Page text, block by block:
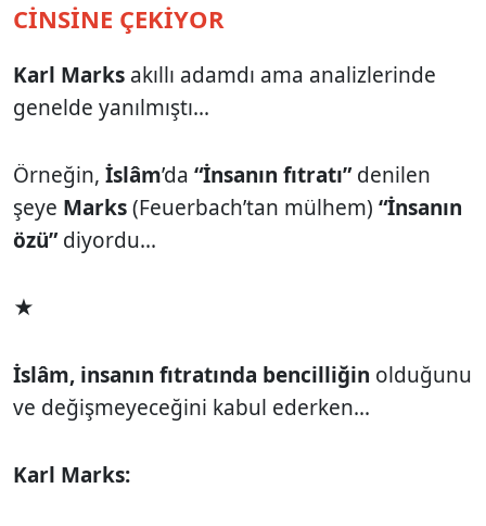
CİNSİNE ÇEKİYOR
Karl Marks akıllı adamdı ama analizlerinde
genelde yanılmıştı...
Örneğin, İslâm’da “İnsanın fıtratı”denilen
şeye Marks(Feuerbach’tan mülhem) “İnsanın
özü”diyordu...
★
İslâm, insanın fıtratında bencilliğin olduğunu
ve değişmeyeceğini kabul ederken...
Karl Marks: